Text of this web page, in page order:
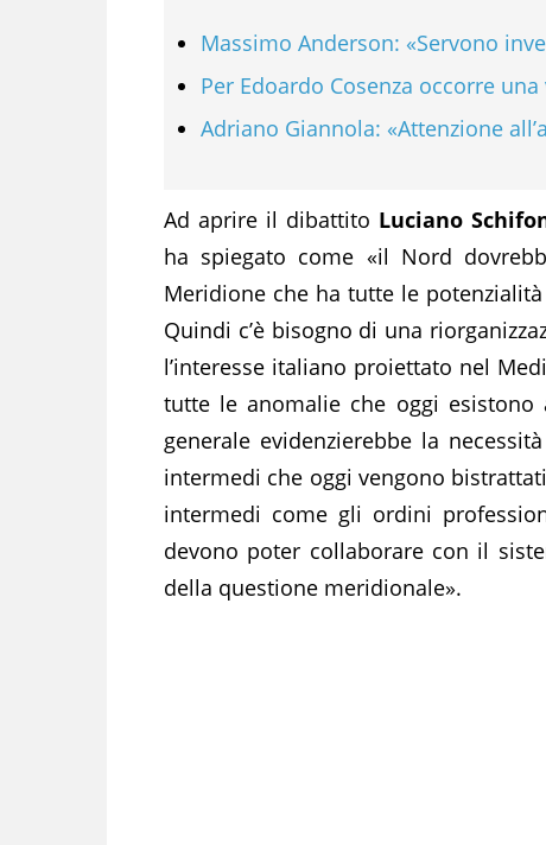
Massimo Anderson: «Servono
Per Edoardo Cosenza occorre
Adriano Giannola: «Attenzione
Ad aprire il dibattito Luciano
ha spiegato come «il Nord
Meridione che ha tutte le
Quindi c’è bisogno di una
l’interesse italiano proiettato nel
tutte le anomalie che oggi esistono
generale evidenzierebbe la
intermedi che oggi vengono
intermedi come gli ordini
devono poter collaborare con il
della questione meridionale».